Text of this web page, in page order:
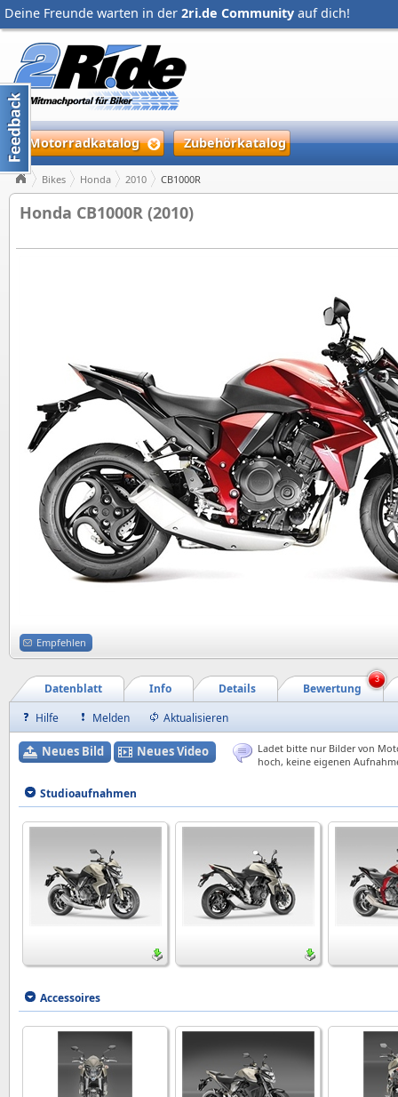
Deine Freunde warten in der 2ri.de Community auf dich!
Motorradkatalog Zubehörkatalog
Bikes Honda 2010 CB1000R
Honda CB1000R (2010)
Empfehlen
Bewertung
Details
Info
Datenblatt
3
Hilfe Melden Aktualisieren
Neues Bild Neues Video
Ladet bitte nur Bilder von
hoch, keine eigenen
Studioaufnahmen
Accessoires